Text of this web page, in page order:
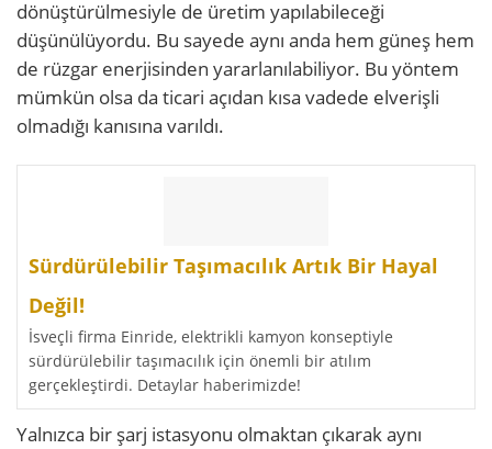
dönüştürülmesiyle de üretim yapılabileceği
düşünülüyordu. Bu sayede aynı anda hem güneş hem
de rüzgar enerjisinden yararlanılabiliyor. Bu yöntem
mümkün olsa da ticari açıdan kısa vadede elverişli
olmadığı kanısına varıldı.
Sürdürülebilir Taşımacılık Artık Bir Hayal
Değil!
İsveçli firma Einride, elektrikli kamyon konseptiyle
sürdürülebilir taşımacılık için önemli bir atılım
gerçekleştirdi. Detaylar haberimizde!
Yalnızca bir şarj istasyonu olmaktan çıkarak aynı